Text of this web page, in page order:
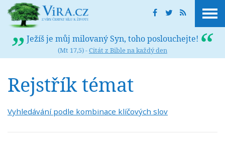
Ježíš je můj milovaný Syn, toho poslouchejte!
(Mt 17,5) -Citát z Bible na každý den
Rejstřík témat
Vyhledávání podle kombinace klíčových slov